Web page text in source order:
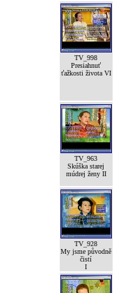
TV_998
Presiahnuť
ťažkosti života VI
TV_963
Skúška starej
múdrej ženy II
TV_928
My jsme původně
čistí
I